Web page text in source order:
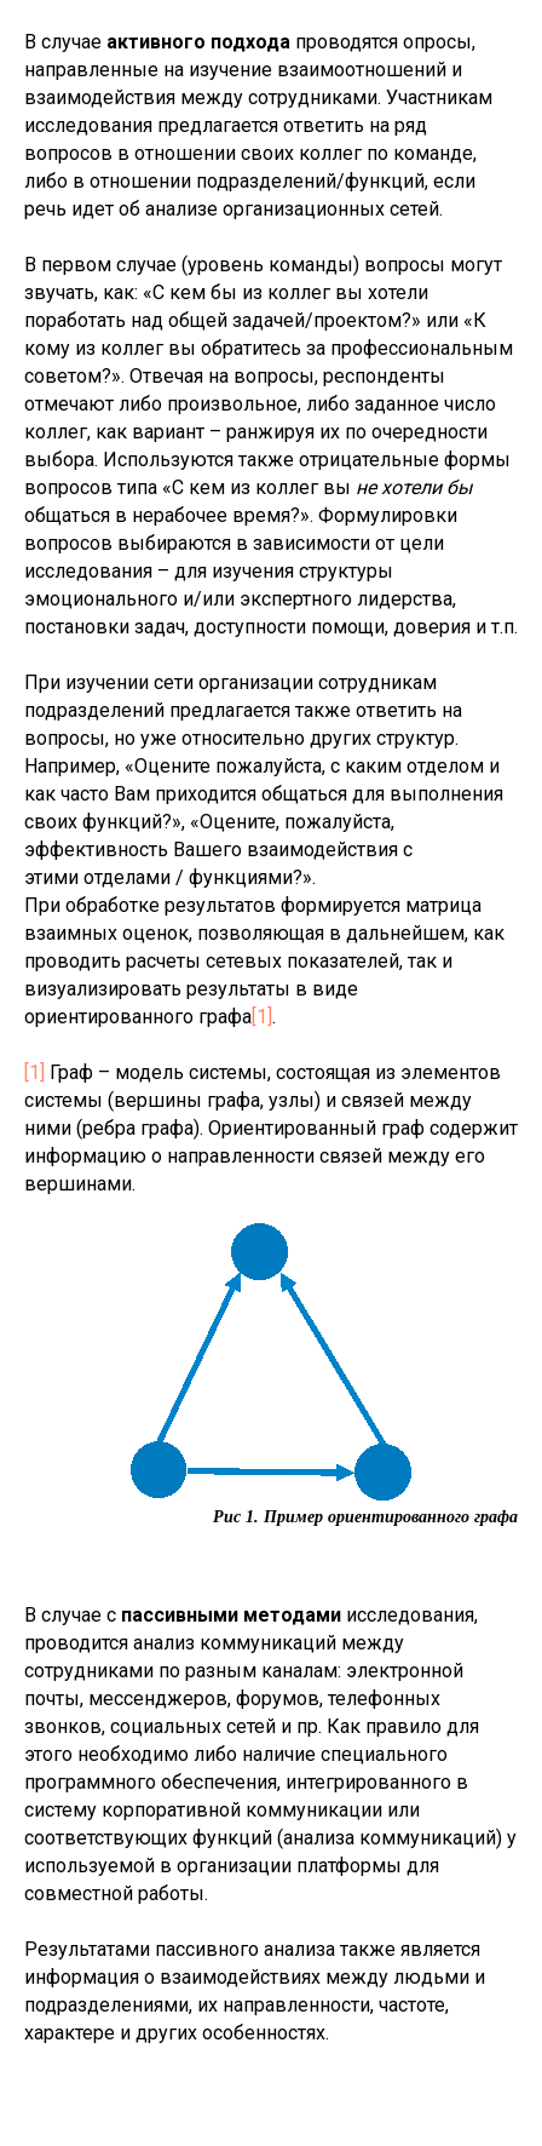
В случае активного подхода проводятся опросы,
направленные на изучение взаимоотношений и
взаимодействия между сотрудниками. Участникам
исследования предлагается ответить на ряд
вопросов в отношении своих коллег по команде,
либо в отношении подразделений/функций, если
речь идет об анализе организационных сетей.
В первом случае (уровень команды) вопросы могут
звучать, как: «С кем бы из коллег вы хотели
поработать над общей задачей/проектом?» или «К
кому из коллег вы обратитесь за профессиональным
советом?». Отвечая на вопросы, респонденты
отмечают либо произвольное, либо заданное число
коллег, как вариант – ранжируя их по очередности
выбора. Используются также отрицательные формы
вопросов типа «С кем из коллег вы не хотели бы
общаться в нерабочее время?». Формулировки
вопросов выбираются в зависимости от цели
исследования – для изучения структуры
эмоционального и/или экспертного лидерства,
постановки задач, доступности помощи, доверия и т.п.
При изучении сети организации сотрудникам
подразделений предлагается также ответить на
вопросы, но уже относительно других структур.
Например, «Оцените пожалуйста, с каким отделом и
как часто Вам приходится общаться для выполнения
своих функций?», «Оцените, пожалуйста,
эффективность Вашего взаимодействия с
этими отделами / функциями?».
При обработке результатов формируется матрица
взаимных оценок, позволяющая в дальнейшем, как
проводить расчеты сетевых показателей, так и
визуализировать результаты в виде
ориентированного графа[1] .
[1] Граф – модель системы, состоящая из элементов
системы (вершины графа, узлы) и связей между
ними (ребра графа). Ориентированный граф содержит
информацию о направленности связей между его
вершинами.
Рис 1. Пример ориентированного графа
В случае с пассивными методами исследования,
проводится анализ коммуникаций между
сотрудниками по разным каналам: электронной
почты, мессенджеров, форумов, телефонных
звонков, социальных сетей и пр. Как правило для
этого необходимо либо наличие специального
программного обеспечения, интегрированного в
систему корпоративной коммуникации или
соответствующих функций (анализа коммуникаций) у
используемой в организации платформы для
совместной работы.
Результатами пассивного анализа также является
информация о взаимодействиях между людьми и
подразделениями, их направленности, частоте,
характере и других особенностях.